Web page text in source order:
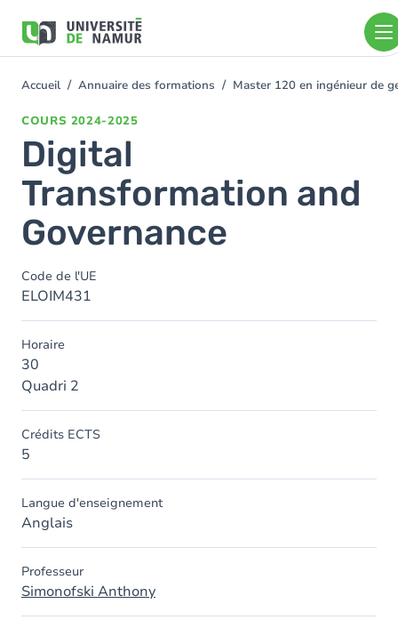
contenu
You
Accueil Annuaire des formations Master 120 en ingénieur de
COURS 2024-2025
Digital
Transformation and
Governance
Code de l'UE
ELOIM431
Horaire
30
Quadri 2
Crédits ECTS
5
Langue d'enseignement
Anglais
Professeur
Simonofski Anthony